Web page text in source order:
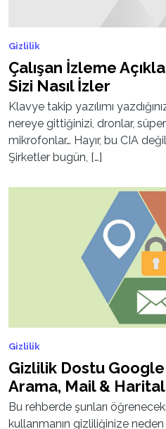
Gizlilik
Çalışan İzleme
Sizi Nasıl İzler
Klavye takip yazılımı
nereye gittiğinizi, dronlar,
mikrofonlar… Hayır, bu CIA
Şirketler bugün, […]
Gizlilik
Gizlilik Dostu
Arama, Mail &
Bu rehberde şunları
kullanmanın gizliliğinize